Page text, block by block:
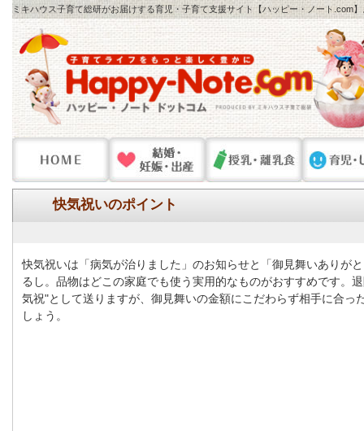
ミキハウス子育て総研がお届けする育児・子育て支援サイト【ハッピー・ノート
快気祝いのポイント
快気祝いは「病気が治りました」のお知らせと「御見舞いありが
るし。品物はどこの家庭でも使う実用的なものがおすすめです。
気祝"として送りますが、御見舞いの金額にこだわらず相手に合っ
しょう。